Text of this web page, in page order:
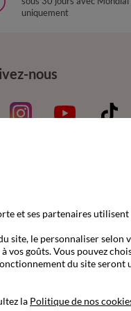
uniquement
nous
Questions fréquentes
Nos e-catalogues à
et ses partenaires utilisent
site, le personnaliser selon
vos goûts. Vous pouvez
du site seront
la Politique de nos